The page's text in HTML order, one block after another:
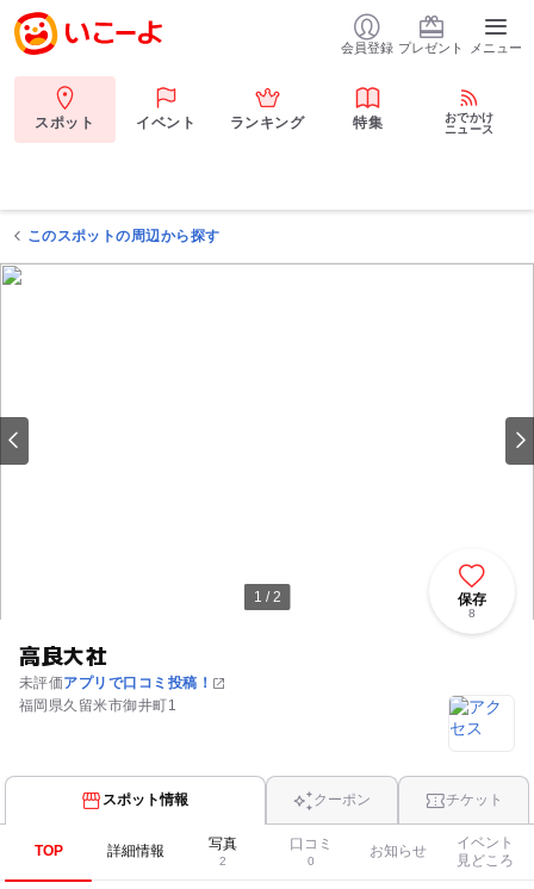
会員登録 プレゼント メニュー
スポット イベント ランキング 特集
おでかけ
ニュース
このスポットの周辺から探す
1 / 2
高良大社
未評価アプリで口コミ投稿！
福岡県久留米市御井町1
保存
8
スポット情報 クーポン チケット
TOP 詳細情報 写真
2
口コミ
0
お知らせ
イベント
見どころ